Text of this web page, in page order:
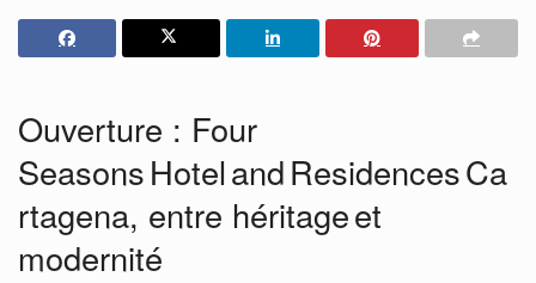
Ouverture : Four
Seasons Hotel and Residences Ca
rtagena, entre héritage et
modernité